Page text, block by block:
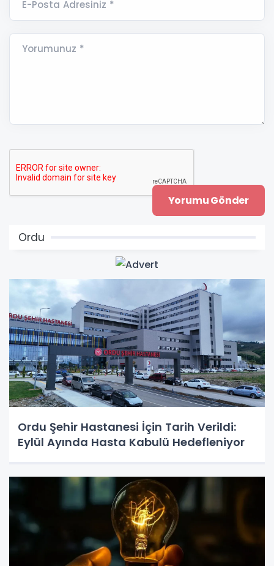
E-Posta Adresiniz *
Yorumunuz *
Ordu
Ordu Şehir Hastanesi İçin Tarih Verildi:
Eylül Ayında Hasta Kabulü Hedefleniyor